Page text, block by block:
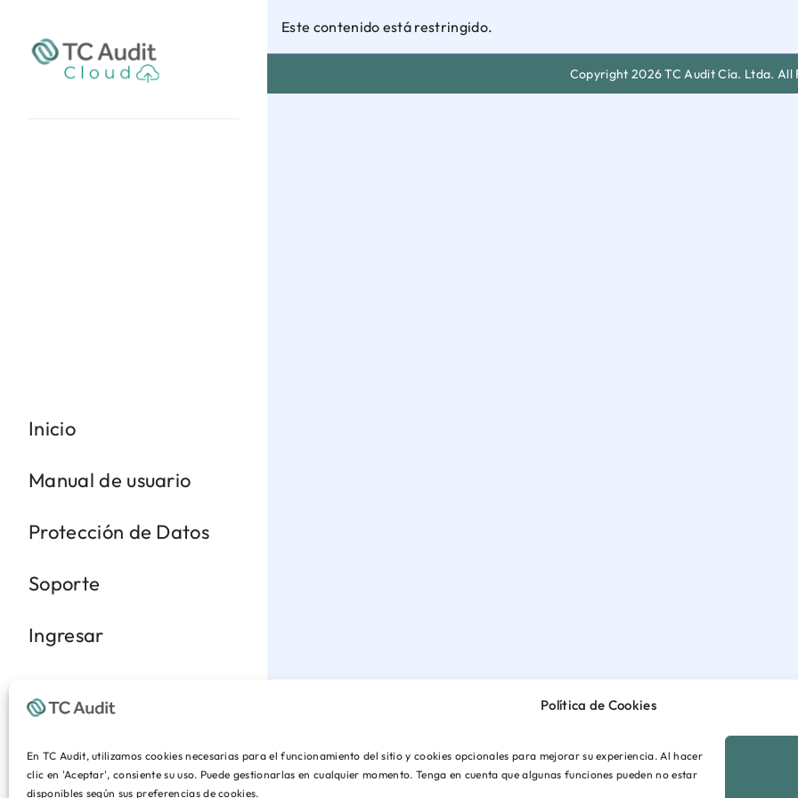
Política de Cookies
En TC Audit, utilizamos cookies necesarias para el funcionamiento del sitio y cookies opcionales para mejorar su experiencia. Al hacer
clic en 'Aceptar', consiente su uso. Puede gestionarlas en cualquier momento. Tenga en cuenta que algunas funciones pueden no estar
disponibles según sus preferencias de cookies.
Inicio
Manual de usuario
Protección de Datos
Soporte
Ingresar
Este contenido está restringido.
Copyright 2026 TC Audit Cía. Ltda. All